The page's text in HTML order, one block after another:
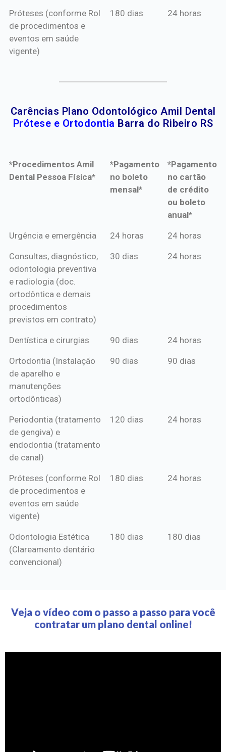
Próteses (conforme Rol
de procedimentos e
eventos em saúde
vigente)
180 dias 24 horas
Carências Plano Odontológico Amil Dental
Prótese e Ortodontia Barra do Ribeiro RS
*Procedimentos Amil
Dental Pessoa Física*
*Pagamento
no boleto
mensal*
*Pagamento
no cartão
de crédito
ou boleto
anual*
*Procedimentos Amil
*Pagamento
mensal*
*Pagamento
de crédito
Urgência e emergência 24 horas 24 horas
Consultas, diagnóstico,
odontologia preventiva
e radiologia (doc.
ortodôntica e demais
procedimentos
previstos em contrato)
30 dias 24 horas
Dentística e cirurgias 90 dias 24 horas
Ortodontia (Instalação
de aparelho e
manutenções
ortodônticas)
90 dias 90 dias
Periodontia (tratamento
de gengiva) e
endodontia (tratamento
de canal)
120 dias 24 horas
Próteses (conforme Rol
de procedimentos e
eventos em saúde
vigente)
180 dias 24 horas
Odontologia Estética
(Clareamento dentário
convencional)
180 dias 180 dias
Veja o vídeo com o passo a passo para você
contratar um plano dental online!